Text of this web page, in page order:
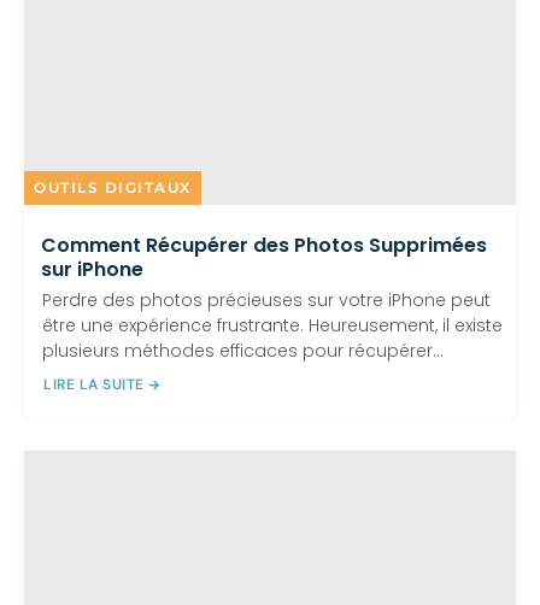
OUTILS DIGITAUX
Comment Récupérer des Photos Supprimées
sur iPhone
Perdre des photos précieuses sur votre iPhone peut
être une expérience frustrante. Heureusement, il existe
plusieurs méthodes efficaces pour récupérer...
LIRE LA SUITE